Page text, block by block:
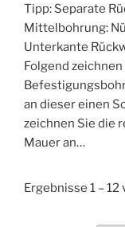
Tipp: Separate
Mittelbohrung:
Unterkante
Folgend
an dieser einen
zeichnen Sie die
Mauer an…
Ergebnisse 1 –